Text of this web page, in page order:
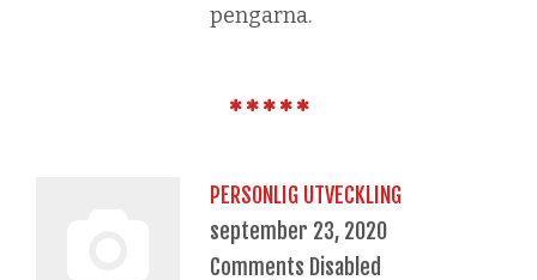
pengarna.
PERSONLIG UTVECKLING
september 23, 2020
Comments Disabled